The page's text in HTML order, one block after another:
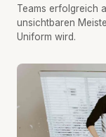
Teams erfolgreich
unsichtbaren
Uniform wird.